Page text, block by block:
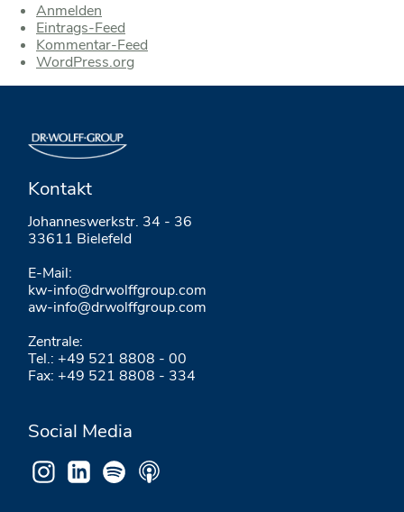
Anmelden
Eintrags-Feed
Kommentar-Feed
WordPress.org
Kontakt
Johanneswerkstr. 34 - 36
33611 Bielefeld
E-Mail:
kw-info@drwolffgroup.com
aw-info@drwolffgroup.com
Zentrale:
Tel.: +49 521 8808 - 00
Fax: +49 521 8808 - 334
Social Media